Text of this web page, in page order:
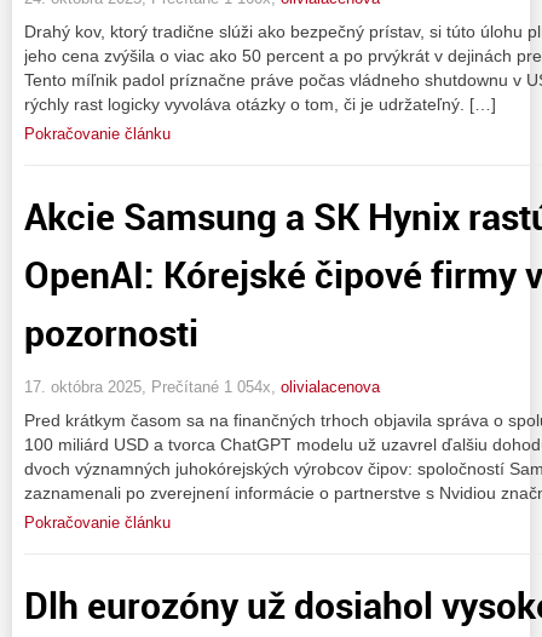
Drahý kov, ktorý tradične slúži ako bezpečný prístav, si túto úlohu
jeho cena zvýšila o viac ako 50 percent a po prvýkrát v dejinách
Tento míľnik padol príznačne práve počas vládneho shutdownu v
rýchly rast logicky vyvoláva otázky o tom, či je udržateľný. […]
Pokračovanie článku
Akcie Samsung a SK Hynix
OpenAI: Kórejské čipové firmy
pozornosti
17. októbra 2025, Prečítané 1 054x, olivialacenova
Pred krátkym časom sa na finančných trhoch objavila správa o
100 miliárd USD a tvorca ChatGPT modelu už uzavrel ďalšiu
dvoch významných juhokórejských výrobcov čipov: spoločností
zaznamenali po zverejnení informácie o partnerstve s Nvidiou
Pokračovanie článku
Dlh eurozóny už dosiahol